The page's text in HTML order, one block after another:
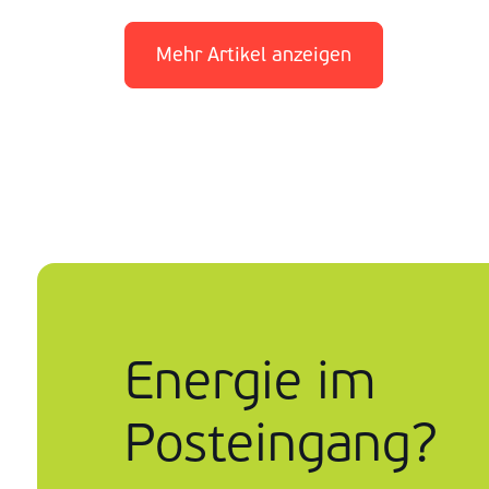
Mehr Artikel anzeigen
Energie im
Posteingang?